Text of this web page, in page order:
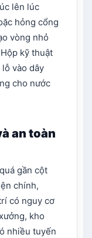
lên lúc
hỏng cổng
vòng nhỏ
kỹ thuật
vào dây
cho nước
an toàn
gần cột
chính,
có nguy cơ
kho
nhiều tuyến